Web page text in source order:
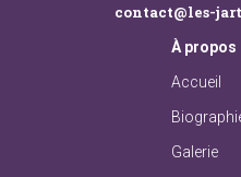
contact@les-
Àpropos
Accueil
Galerie